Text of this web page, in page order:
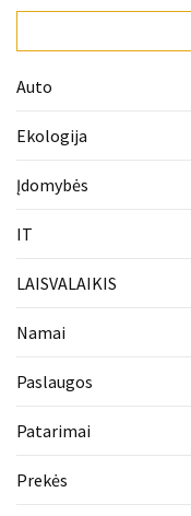
Auto
Ekologija
Įdomybės
IT
LAISVALAIKIS
Namai
Paslaugos
Patarimai
Prekės